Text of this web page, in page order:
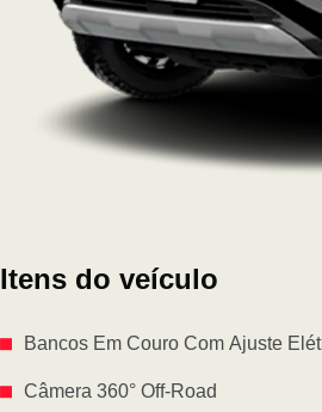
Itens do veículo
Bancos Em Couro Com Ajuste
Câmera 360° Off-Road